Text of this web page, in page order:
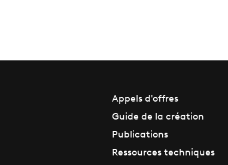
Appels d'offres
Guide de la création
Publications
Ressources techniques